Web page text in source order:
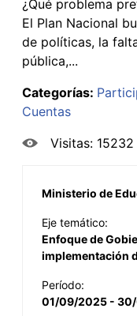
¿Qué problema
El Plan Nacional
de políticas, la
pública,...
Categorías:
Cuentas
Visitas: 15232
Ministerio de
Eje temático:
Enfoque de
implementación
Período:
01/09/2025 -